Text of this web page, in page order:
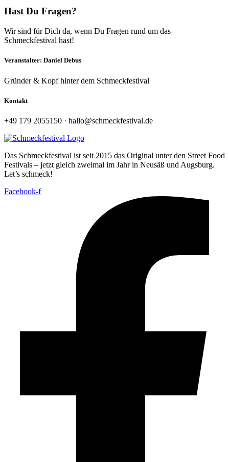
Hast Du Fragen?
Wir sind für Dich da, wenn Du Fragen rund um das
Schmeckfestival hast!
Veranstalter: Daniel Debus
Gründer & Kopf hinter dem Schmeckfestival
Kontakt
+49 179 2055150 · hallo@schmeckfestival.de
Das Schmeckfestival ist seit 2015 das Original unter den Street Food
Festivals – jetzt gleich zweimal im Jahr in Neusäß und Augsburg.
Let’s schmeck!
Facebook-f